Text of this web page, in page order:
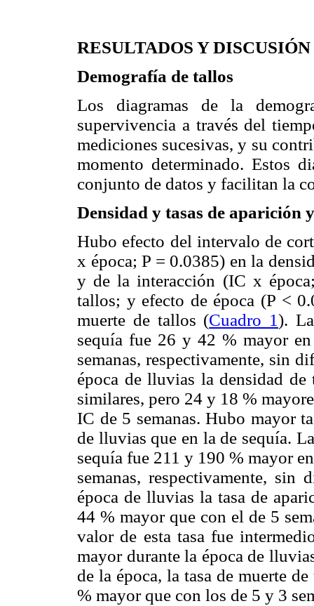
RESULTADOS Y DISCUSIÓN
Demografía de tallos
Los diagramas de la
supervivencia a través del
mediciones sucesivas, y su
momento determinado. Estos
conjunto de datos y facilitan la
Densidad y tasas de aparición
Hubo efecto del intervalo de
x época; P = 0.0385) en la
y de la interacción (IC x
tallos; y efecto de época (P <
muerte de tallos (Cuadro 1).
sequía fue 26 y 42 % mayor
semanas, respectivamente, sin
época de lluvias la densidad
similares, pero 24 y 18 %
IC de 5 semanas. Hubo mayor
de lluvias que en la de sequía.
sequía fue 211 y 190 % mayor
semanas, respectivamente,
época de lluvias la tasa de
44 % mayor que con el de 5
valor de esta tasa fue
mayor durante la época de
de la época, la tasa de muerte
% mayor que con los de 5 y 3